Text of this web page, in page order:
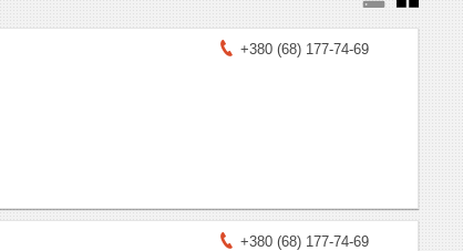
+380 (68) 177-74-69
+380 (68) 177-74-69